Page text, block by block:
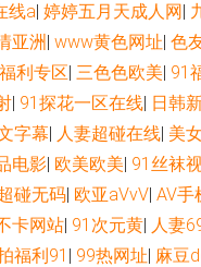
69AV视频 国自拍一区懂色 精东
福利姬 内射网站国产二区 色五
五区三级 91在线porn 国伦精伦
教 A片人妖 国产91 丝袜熟女一
玖玖玖 人人摸人人摸 成人微拍
线a| 婷婷五月天成人网|
亚洲 | www黄色网址| 色
利专区| 三色色欧美| 91
| 91探花一区在线| 日韩
字幕| 人妻超碰在线| 美
电影| 欧美欧美| 91丝袜
碰无码| 欧亚aVvV| AV手
卡网站| 91次元黄| 人妻
福利91 | 99热网址| 麻豆